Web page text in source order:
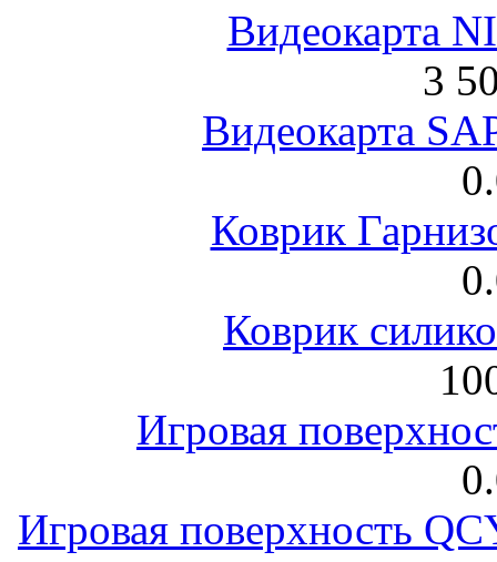
Видеокарта
3
Видеокарта
Коврик
Коврик
Игровая
Игровая поверхность